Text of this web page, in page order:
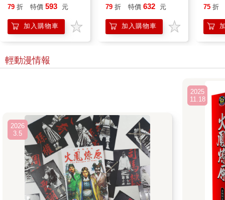
79 折 特價 593 元
加入購物車
79 折 特價 632 元
加入購物車
75 折
輕動漫情報
2026
3.5
2025
11.18